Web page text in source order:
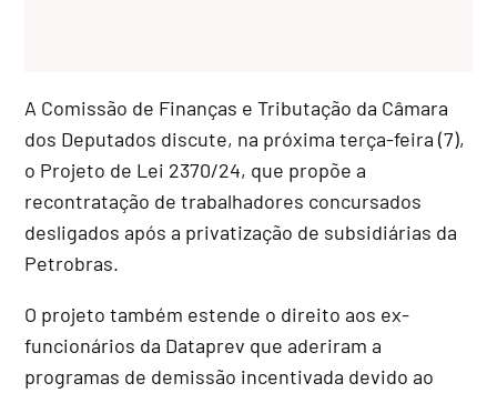
A Comissão de Finanças e Tributação da Câmara
dos Deputados discute, na próxima terça-feira (7),
o Projeto de Lei 2370/24, que propõe a
recontratação de trabalhadores concursados
desligados após a privatização de subsidiárias da
Petrobras.
O projeto também estende o direito aos ex-
funcionários da Dataprev que aderiram a
programas de demissão incentivada devido ao